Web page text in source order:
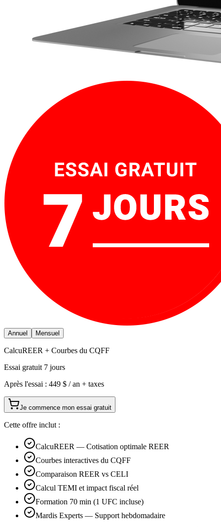
Annuel Mensuel
CalcuREER + Courbes du CQFF
Essai gratuit 7 jours
Après l'essai : 449 $ / an + taxes
Je commence mon essai gratuit
Cette offre inclut :
CalcuREER — Cotisation optimale REER
Courbes interactives du CQFF
Comparaison REER vs CELI
Calcul TEMI et impact fiscal réel
Formation 70 min (1 UFC incluse)
Mardis Experts — Support hebdomadaire